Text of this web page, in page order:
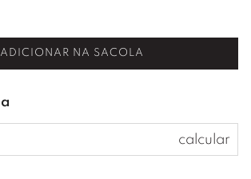
ADICIONAR NA SACOLA